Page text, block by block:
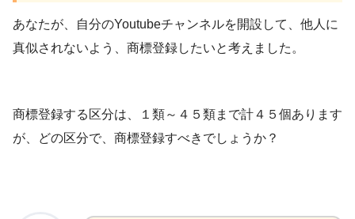
あなたが、自分のYoutubeチャンネルを開設して、他人に
真似されないよう、商標登録したいと考えました。
商標登録する区分は、１類～４５類まで計４５個あります
が、どの区分で、商標登録すべきでしょうか？